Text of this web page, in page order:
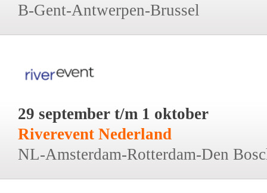
B-Gent-Antwerpen-Brussel
29 september t/m 1 oktober
Riverevent Nederland
NL-Amsterdam-Rotterdam-Den